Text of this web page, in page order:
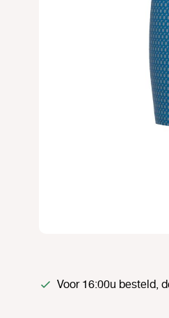
Voor 16:00u besteld,